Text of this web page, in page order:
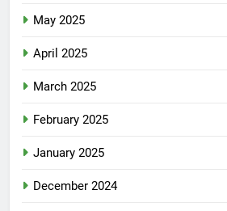
May 2025
April 2025
March 2025
February 2025
January 2025
December 2024